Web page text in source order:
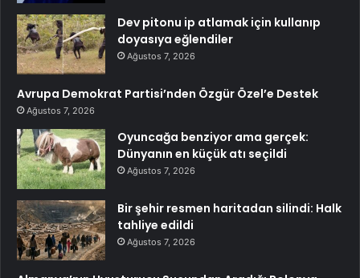
Dev pitonu ip atlamak için kullanıp
doyasıya eğlendiler
Ağustos 7, 2026
Avrupa Demokrat Partisi’nden Özgür Özel’e Destek
Ağustos 7, 2026
Oyuncağa benziyor ama gerçek:
Dünyanın en küçük atı seçildi
Ağustos 7, 2026
Bir şehir resmen haritadan silindi: Halk
tahliye edildi
Ağustos 7, 2026